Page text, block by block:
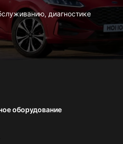
диагностике
оборудование